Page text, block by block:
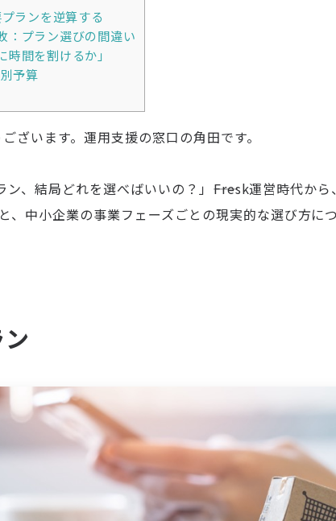
ランを逆算する
：プラン選びの間違い
間を割けるか」
予算
ざいます。運用支援の窓口の角田です。
、結局どれを選べばいいの？」――Fresk運営時代か
、中小企業の事業フェーズごとの現実的な選び方に